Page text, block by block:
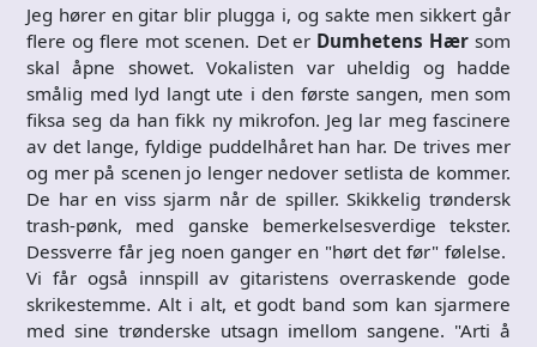
Jeg hører en gitar blir plugga i, og sakte men sikkert går
flere og flere mot scenen. Det er Dumhetens Hærsom
skal åpne showet. Vokalisten var uheldig og hadde
smålig med lyd langt ute i den første sangen, men som
fiksa seg da han fikk ny mikrofon. Jeg lar meg fascinere
av det lange, fyldige puddelhåret han har. De trives mer
og mer på scenen jo lenger nedover setlista de kommer.
De har en viss sjarm når de spiller. Skikkelig trøndersk
trash-pønk, med ganske bemerkelsesverdige tekster.
Dessverre får jeg noen ganger en "hørt det før" følelse.
Vi får også innspill av gitaristens overraskende gode
skrikestemme. Alt i alt, et godt band som kan sjarmere
med sine trønderske utsagn imellom sangene. "Arti å